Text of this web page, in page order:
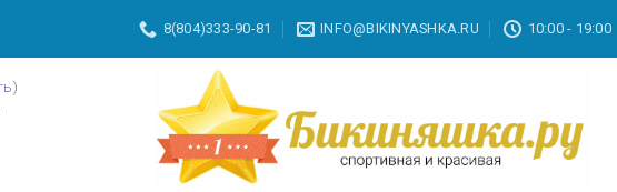
8(804)333-90-81 INFO@BIKINYASHKA.RU 10:00 - 19:00
)